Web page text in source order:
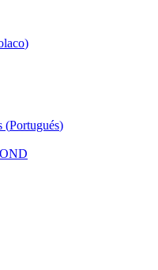
)
(Portugués)